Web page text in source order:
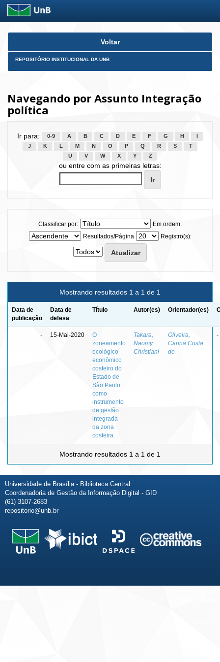
Skip
Voltar
REPOSITÓRIO INSTITUCIONAL DA UNB
Navegando por Assunto Integração
política
Ir para: 0-9 A B C D E F G H
J
K L M N O P Q R S
T
U
V W X Y Z
ou entre com as primeiras letras:
Classificar por:
Em ordem:
Resultados/Página
Registro(s):
Mostrando resultados 1 a 1 de 1
Data de
publicação
Data de
defesa
Título Autor(es) Orientador(es)
- 15-Mai-2020
O
zoneamento
ecológico-
econômico
costeiro do
Estado de
São Paulo
como
instrumento
de gestão
integrada
da zona
costeira.
Takara,
Naomy
Christiani
Oliveira,
Carina Costa
de
-
Mostrando resultados 1 a 1 de 1
Universidade de Brasília - Biblioteca Central
Coordenadoria de Gestão da Informação Digital - GID
(61) 3107-2683
repositorio@unb.br